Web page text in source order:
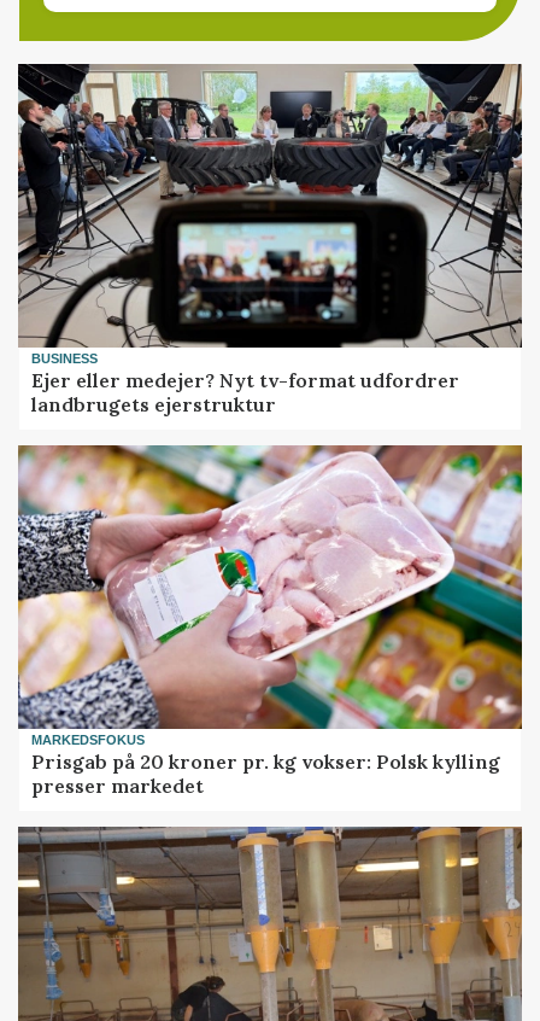
BUSINESS
Ejer eller medejer? Nyt tv-format udfordrer
landbrugets ejerstruktur
MARKEDSFOKUS
Prisgab på 20 kroner pr. kg vokser: Polsk kylling
presser markedet